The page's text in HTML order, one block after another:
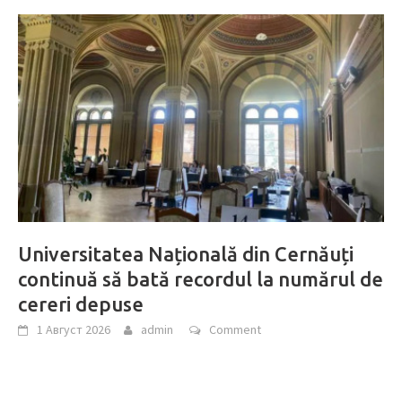
Universitatea Națională din Cernăuți
continuă să bată recordul la numărul de
cereri depuse
1 Август 2026 admin Comment